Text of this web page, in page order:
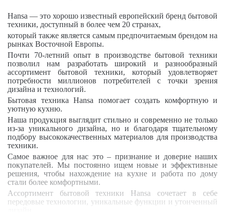
Hansa — это хорошо известный европейский бренд бытовой
техники, доступный в более чем 20 странах,
который также является самым предпочитаемым брендом на
рынках Восточной Европы.
Почти 70-летний опыт в производстве бытовой техники
позволил нам разработать широкий и разнообразный
ассортимент бытовой техники, который удовлетворяет
потребности миллионов потребителей с точки зрения
дизайна и технологий.
Бытовая техника Hansa помогает создать комфортную и
уютную кухню.
Наша продукция выглядит стильно и современно не только
из-за уникального дизайна, но и благодаря тщательному
подбору высококачественных материалов для производства
техники.
Самое важное для нас это – признание и доверие наших
покупателей. Мы постоянно ищем новые и эффективные
решения, чтобы нахождение на кухне и работа по дому
стали более комфортными.
Ассортимент бытовой техники Hansa сочетает в себе
передовые технологии, уникальные функции и утонченный